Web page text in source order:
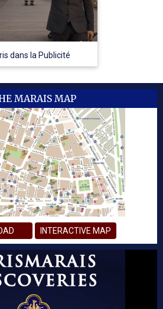
dans la Publicité
MARAIS MAP
INTERACTIVE MAP